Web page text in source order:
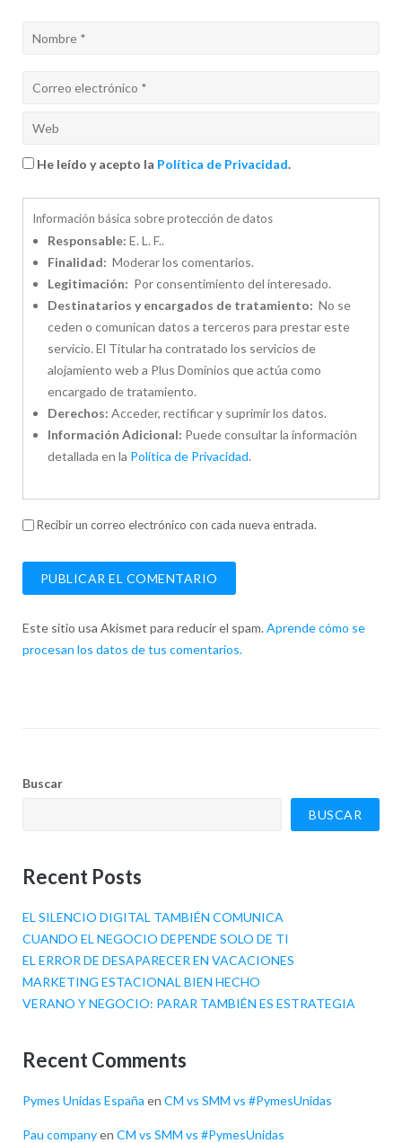
He leído y acepto la Política de Privacidad.
Información básica sobre protección de datos
Responsable: E. L. F..
Finalidad: Moderar los comentarios.
Legitimación: Por consentimiento del interesado.
Destinatarios y encargados de tratamiento: No se
ceden o comunican datos a terceros para prestar este
servicio. El Titular ha contratado los servicios de
alojamiento web a Plus Dominios que actúa como
encargado de tratamiento.
Derechos: Acceder, rectificar y suprimir los datos.
Información Adicional: Puede consultar la información
detallada en la Política de Privacidad.
Recibir un correo electrónico con cada nueva entrada.
Este sitio usa Akismet para reducir el spam. Aprende cómo se
procesan los datos de tus comentarios.
Buscar
BUSCAR
Recent Posts
EL SILENCIO DIGITAL TAMBIÉN COMUNICA
CUANDO EL NEGOCIO DEPENDE SOLO DE TI
EL ERROR DE DESAPARECER EN VACACIONES
MARKETING ESTACIONAL BIEN HECHO
VERANO Y NEGOCIO: PARAR TAMBIÉN ES ESTRATEGIA
Recent Comments
Pymes Unidas España en CM vs SMM vs #PymesUnidas
Pau companyen CM vs SMM vs #PymesUnidas